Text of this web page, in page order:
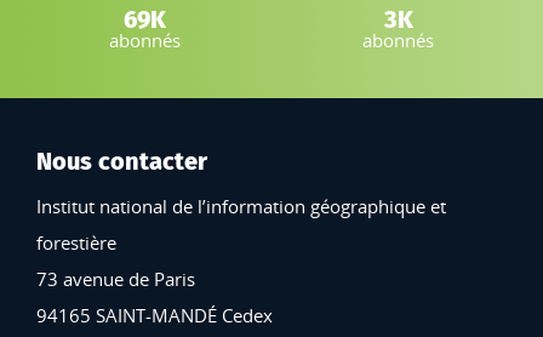
Instagram IGN :
69K
abonnés
Bluesky :
3K
abonnés
Nous contacter
Institut national de l’information géographique et
forestière
73 avenue de Paris
94165 SAINT-MANDÉ Cedex